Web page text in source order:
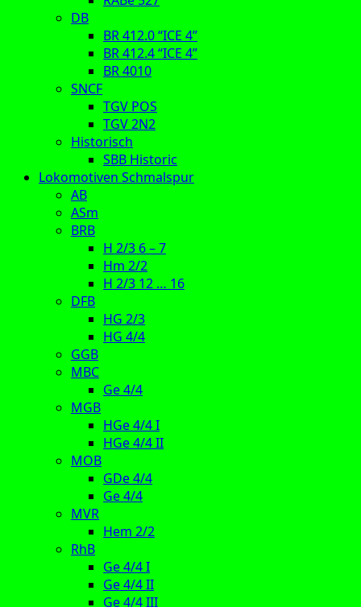
DB
BR 412.0 “ICE 4”
BR 412.4 “ICE 4”
BR 4010
SNCF
TGV POS
TGV 2N2
Historisch
SBB Historic
Lokomotiven Schmalspur
AB
ASm
BRB
H 2/3 6 – 7
Hm 2/2
H 2/3 12 … 16
DFB
HG 2/3
HG 4/4
GGB
MBC
Ge 4/4
MGB
HGe 4/4 I
HGe 4/4 II
MOB
GDe 4/4
Ge 4/4
MVR
Hem 2/2
RhB
Ge 4/4 I
Ge 4/4 II
Ge 4/4 III